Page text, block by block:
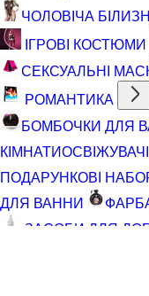
ЧОЛОВІЧА
ІГРОВІ КОСТЮМИ
СЕКСУАЛЬНІ
РОМАНТИКА
БОМБОЧКИ ДЛЯ
КІМНАТИ
ПОДАРУНКОВІ
ДЛЯ ВАННИ
ЗАСОБИ ДЛЯ